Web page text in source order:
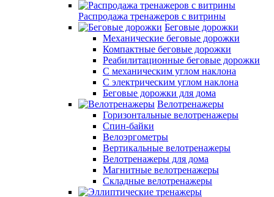
Распродажа тренажеров с витрины
Беговые дорожки
Механические беговые дорожки
Компактные беговые дорожки
Реабилитационные беговые дорожки
С механическим углом наклона
С электрическим углом наклона
Беговые дорожки для дома
Велотренажеры
Горизонтальные велотренажеры
Спин-байки
Велоэргометры
Вертикальные велотренажеры
Велотренажеры для дома
Магнитные велотренажеры
Складные велотренажеры